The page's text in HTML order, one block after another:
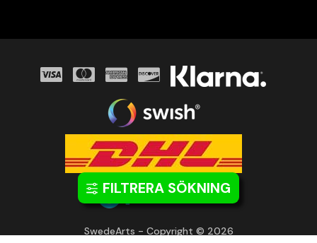
SwedeArts - Copyright © 2026
FILTRERA SÖKNING